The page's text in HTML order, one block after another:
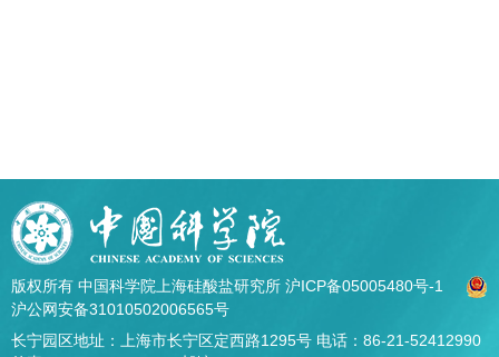
版权所有 中国科学院上海硅酸盐研究所 沪ICP备05005480号-1
沪公网安备31010502006565号
长宁园区地址：上海市长宁区定西路1295号 电话：86-21-52412990